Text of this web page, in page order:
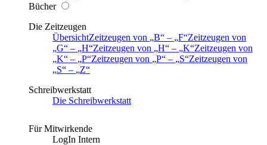
Bücher
Die Zeitzeugen
ÜbersichtZeitzeugen von B – F Zeitzeugen von
G
– H Zeitzeugen von H – K Zeitzeugen von
K
– P Zeitzeugen von P – S Zeitzeugen von
S
–
Z
Schreibwerkstatt
Die Schreibwerkstatt
Für Mitwirkende
LogIn Intern